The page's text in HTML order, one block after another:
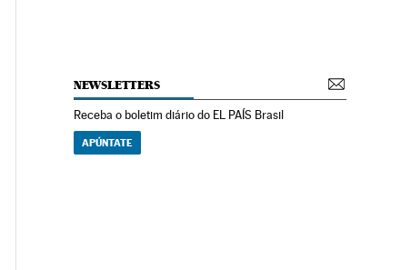
NEWSLETTERS
Receba o boletim diário do EL PAÍS Brasil
APÚNTATE